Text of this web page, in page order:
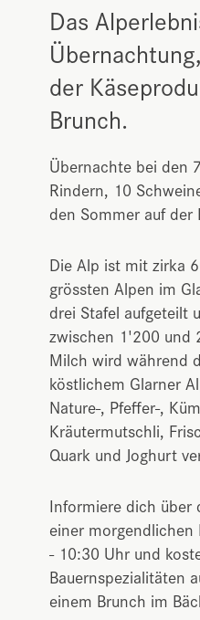
Das
der
Brunch.
Übernachte bei den
Rindern, 10
den Sommer auf der
Die Alp ist mit zirka
grössten Alpen im
drei Stafel aufgeteilt
zwischen 1'200 und
Milch wird während
köstlichem Glarner
Nature-, Pfeffer-,
Kräutermutschli,
Quark und Joghurt
Informiere dich
einer
- 10:30 Uhr und
Bauernspezialitäten
einem Brunch im